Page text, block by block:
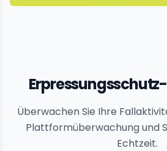
Überwachen Sie Ihre
Plattformüberwachung und
Echtzeit.